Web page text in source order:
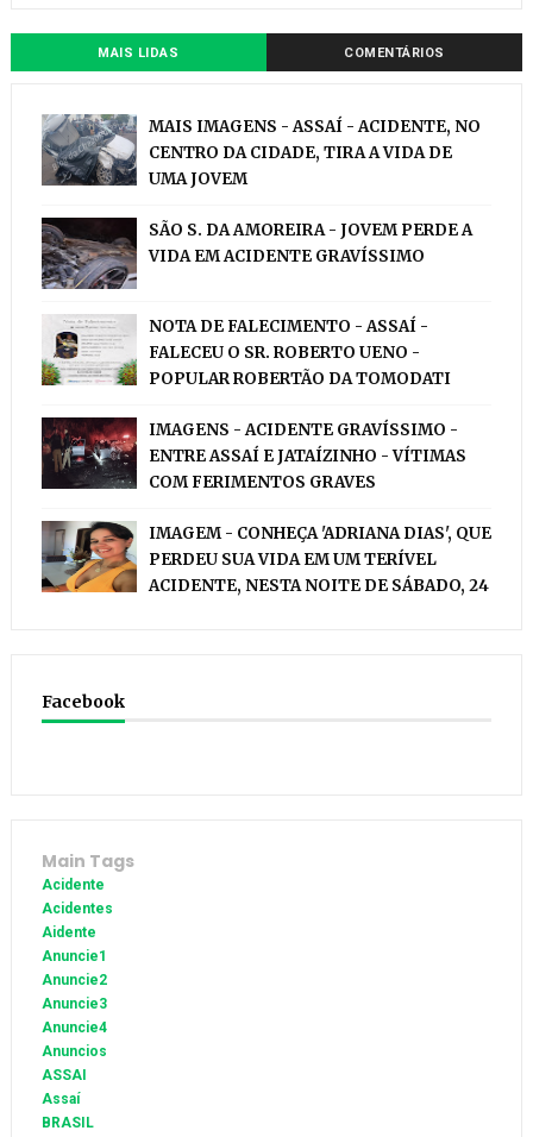
MAIS LIDAS COMENTÁRIOS
MAIS IMAGENS - ASSAÍ - ACIDENTE, NO
CENTRO DA CIDADE, TIRA A VIDA DE
UMA JOVEM
SÃO S. DA AMOREIRA - JOVEM PERDE A
VIDA EM ACIDENTE GRAVÍSSIMO
NOTA DE FALECIMENTO - ASSAÍ -
FALECEU O SR. ROBERTO UENO -
POPULAR ROBERTÃO DA TOMODATI
IMAGENS - ACIDENTE GRAVÍSSIMO -
ENTRE ASSAÍ E JATAÍZINHO - VÍTIMAS
COM FERIMENTOS GRAVES
IMAGEM - CONHEÇA 'ADRIANA DIAS', QUE
PERDEU SUA VIDA EM UM TERÍVEL
ACIDENTE, NESTA NOITE DE SÁBADO, 24
Facebook
Main Tags
Acidente
Acidentes
Aidente
Anuncie1
Anuncie2
Anuncie3
Anuncie4
Anuncios
ASSAI
Assaí
BRASIL